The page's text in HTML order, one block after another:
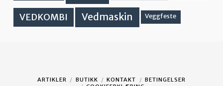
VEDKOMBI Vedmaskin Veggfeste
ARTIKLER BUTIKK KONTAKT
BETINGELSER